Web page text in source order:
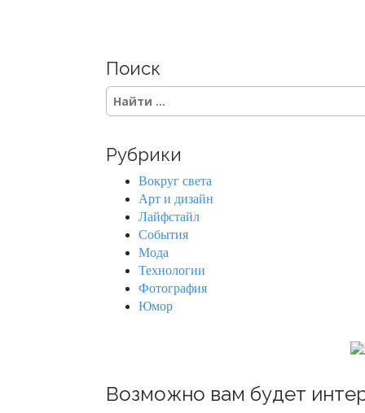
t
s
n
a
o
Поиск
S
e
c
Рубрики
Вокруг света
Арт и дизайн
Лайфстайл
События
Мода
Технологии
Фотография
Юмор
Возможно вам будет